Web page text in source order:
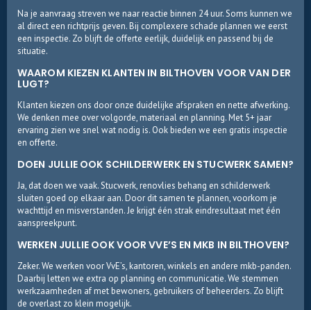
Na je aanvraag streven we naar reactie binnen 24 uur. Soms kunnen we
al direct een richtprijs geven. Bij complexere schade plannen we eerst
een inspectie. Zo blijft de offerte eerlijk, duidelijk en passend bij de
situatie.
WAAROM KIEZEN KLANTEN IN BILTHOVEN VOOR VAN DER
LUGT?
Klanten kiezen ons door onze duidelijke afspraken en nette afwerking.
We denken mee over volgorde, materiaal en planning. Met 5+ jaar
ervaring zien we snel wat nodig is. Ook bieden we een gratis inspectie
en offerte.
DOEN JULLIE OOK SCHILDERWERK EN STUCWERK SAMEN?
Ja, dat doen we vaak. Stucwerk, renovlies behang en schilderwerk
sluiten goed op elkaar aan. Door dit samen te plannen, voorkom je
wachttijd en misverstanden. Je krijgt één strak eindresultaat met één
aanspreekpunt.
WERKEN JULLIE OOK VOOR VVE’S EN MKB IN BILTHOVEN?
Zeker. We werken voor VvE’s, kantoren, winkels en andere mkb-panden.
Daarbij letten we extra op planning en communicatie. We stemmen
werkzaamheden af met bewoners, gebruikers of beheerders. Zo blijft
de overlast zo klein mogelijk.